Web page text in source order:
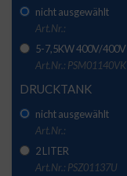
nicht ausgewählt
Art.Nr.:
5-7,5KW 400V/400V
Art.Nr.: PSM01140VK
DRUCKTANK
nicht ausgewählt
Art.Nr.:
2 LITER
Art.Nr.: PSZ01137U